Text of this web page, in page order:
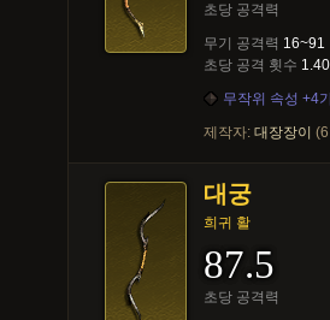
초당 공격력
무기 공격력 16~91
초당 공격 횟수 1.40
무작위 속성 +4
제작자: 대장장이
대궁
희귀 활
87.5
초당 공격력